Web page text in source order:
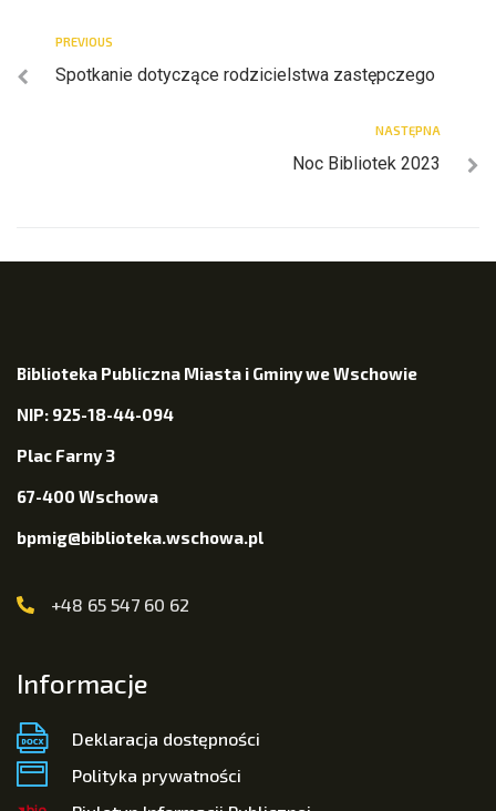
PREVIOUS
Spotkanie dotyczące rodzicielstwa zastępczego
NASTĘPNA
Noc Bibliotek 2023
Biblioteka Publiczna Miasta i Gminy we Wschowie
NIP: 925-18-44-094
Plac Farny 3
67-400 Wschowa
bpmig@biblioteka.wschowa.pl
+48 65 547 60 62
Informacje
Deklaracja dostępności
Polityka prywatności